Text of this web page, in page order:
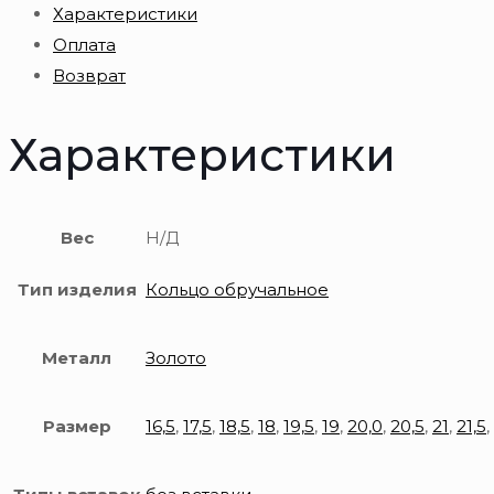
обручальное
пробы
Характеристики
Оплата
Возврат
Характеристики
Вес Н/Д
Тип изделия Кольцо обручальное
Металл Золото
Размер 16,5, 17,5, 18,5, 18, 19,5, 19, 20,0, 20,5, 21, 21,5,